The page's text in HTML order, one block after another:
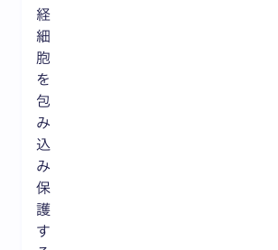
経
細
胞
を
包
み
込
み
保
護
す